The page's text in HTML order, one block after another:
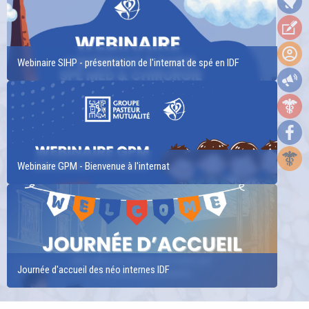
informations, faites parvenir votre CV en toute
confidentialité à Nadia ZEBBOUDJ par mail à
nadia@kaduce.fr en précisant la référence : PED3614
Vous souhaitez explorer d'autres opportunités
N’attendez-plus, contactez-nous ! Téléphone /
WhatsApp : (+33) 06 70 84 98 61 Site internet :
www.kaduce.fr
Webinaire SIHP - présentation de l'internat de spé en IDF
Webinaire GPM - Bienvenue à l'internat
Journée d'accueil des néo internes IDF